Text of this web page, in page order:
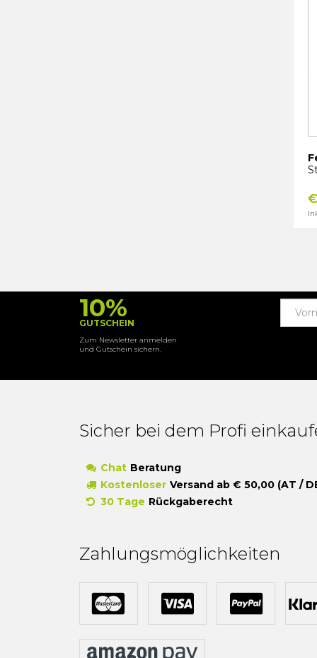
10%
GUTSCHEIN
Zum Newsletter anmelden
und Gutschein sichern.
Sicher bei dem Profi
Chat Beratung
Kostenloser Versand ab € 50,00 (AT /
30 Tage Rückgaberecht
Zahlungsmöglichkeiten